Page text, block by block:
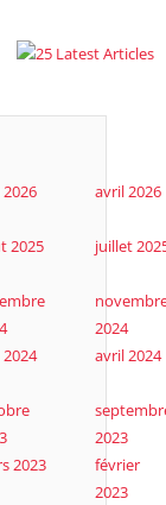
avril 2026
2025 juillet
2024
avril 2024
2023
2023
février
2023